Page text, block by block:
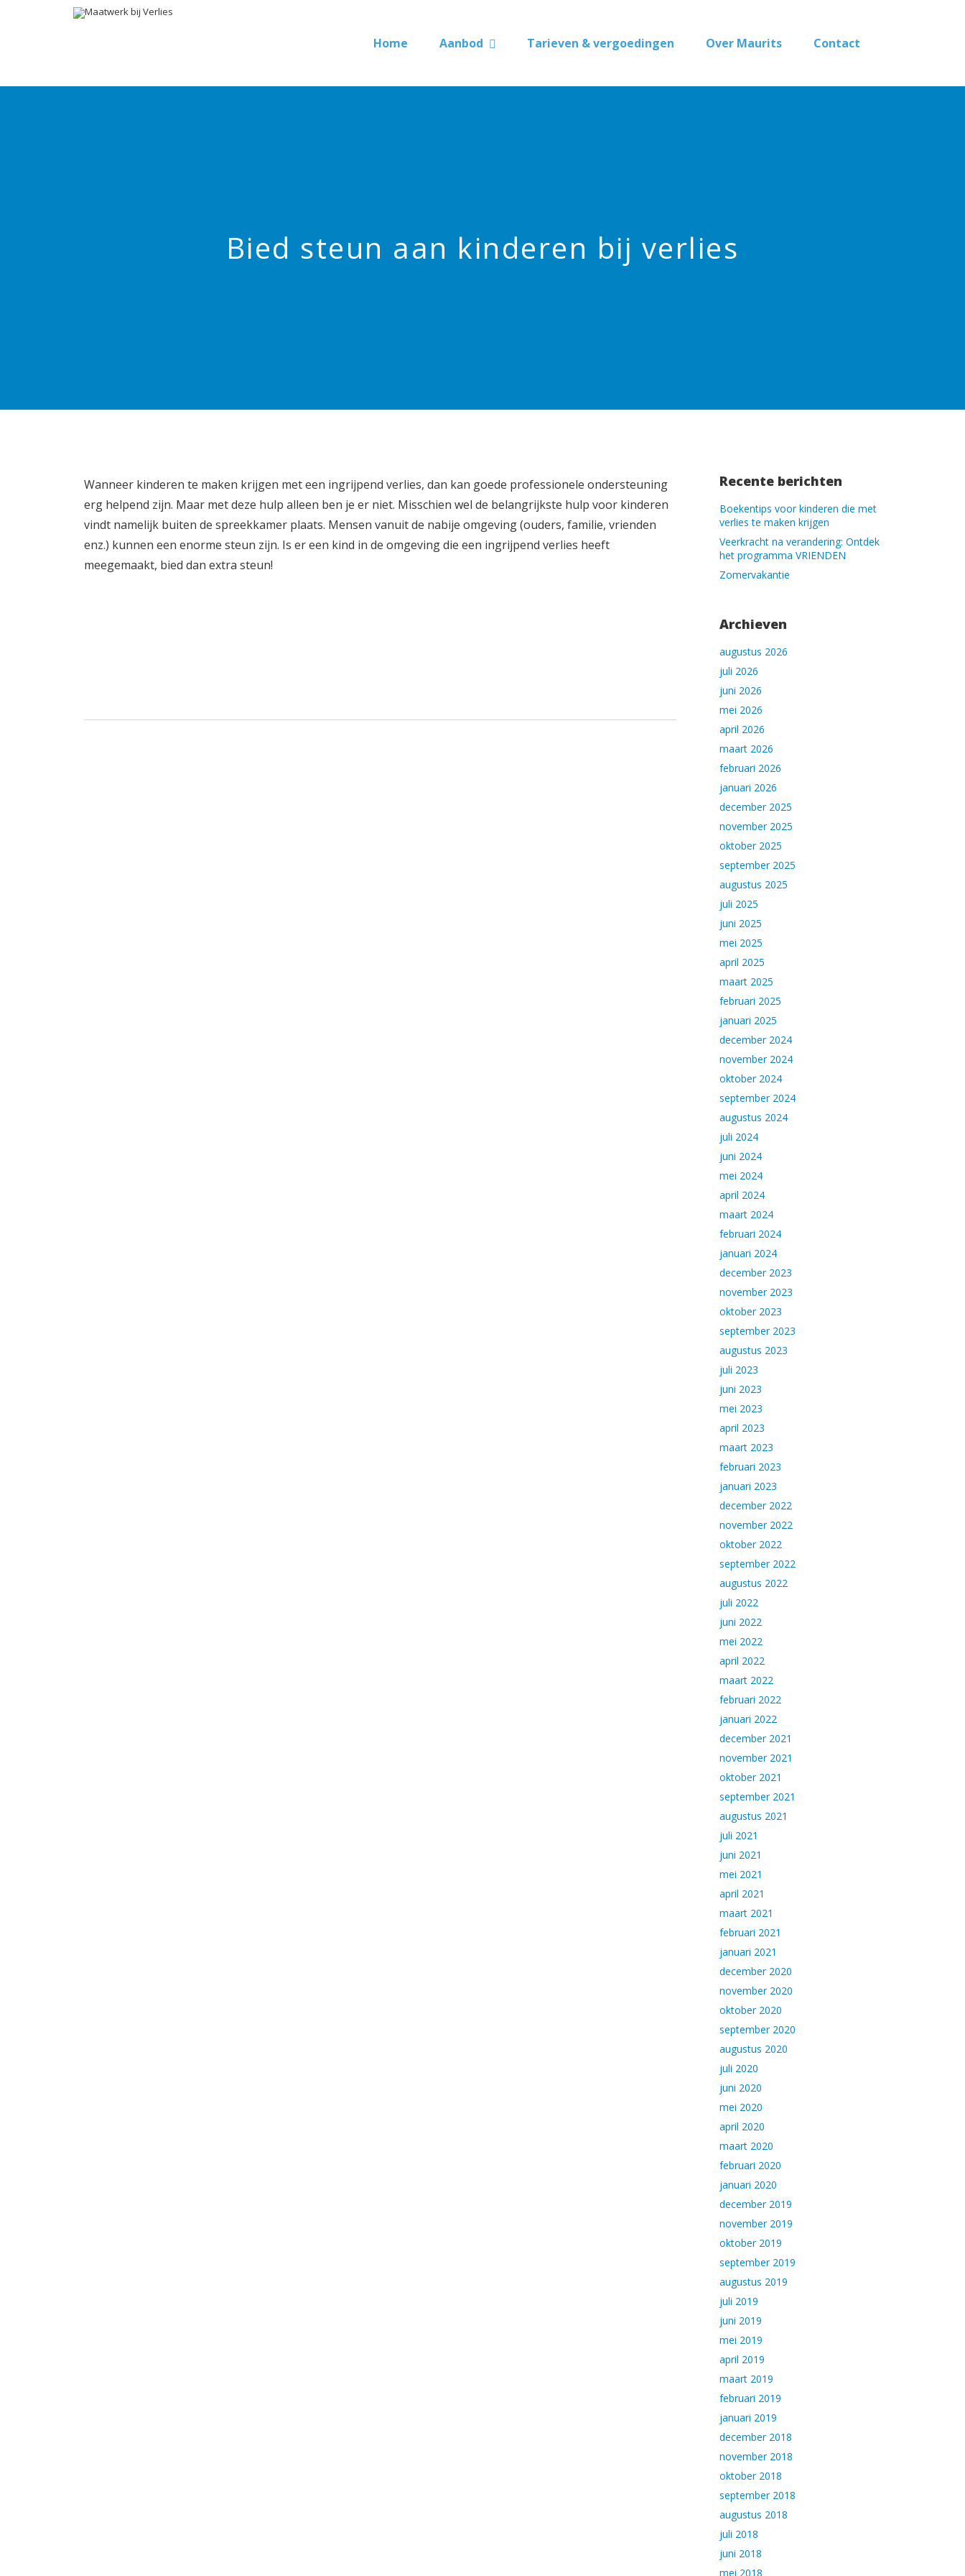
Home Aanbod Tarieven & vergoedingen Over Maurits Contact
Bied steun aan kinderen bij verlies
Wanneer kinderen te maken krijgen met een ingrijpend verlies, dan kan goede professionele ondersteuning
erg helpend zijn. Maar met deze hulp alleen ben je er niet. Misschien wel de belangrijkste hulp voor kinderen
vindt namelijk buiten de spreekkamer plaats. Mensen vanuit de nabije omgeving (ouders, familie, vrienden
enz.) kunnen een enorme steun zijn. Is er een kind in de omgeving die een ingrijpend verlies heeft
meegemaakt, bied dan extra steun!
Recente berichten
Boekentips voor kinderen die met
verlies te maken krijgen
Veerkracht na verandering: Ontdek
het programma VRIENDEN
Zomervakantie
Archieven
augustus 2026
juli 2026
juni 2026
mei 2026
april 2026
maart 2026
februari 2026
januari 2026
december 2025
november 2025
oktober 2025
september 2025
augustus 2025
juli 2025
juni 2025
mei 2025
april 2025
maart 2025
februari 2025
januari 2025
december 2024
november 2024
oktober 2024
september 2024
augustus 2024
juli 2024
juni 2024
mei 2024
april 2024
maart 2024
februari 2024
januari 2024
december 2023
november 2023
oktober 2023
september 2023
augustus 2023
juli 2023
juni 2023
mei 2023
april 2023
maart 2023
februari 2023
januari 2023
december 2022
november 2022
oktober 2022
september 2022
augustus 2022
juli 2022
juni 2022
mei 2022
april 2022
maart 2022
februari 2022
januari 2022
december 2021
november 2021
oktober 2021
september 2021
augustus 2021
juli 2021
juni 2021
mei 2021
april 2021
maart 2021
februari 2021
januari 2021
december 2020
november 2020
oktober 2020
september 2020
augustus 2020
juli 2020
juni 2020
mei 2020
april 2020
maart 2020
februari 2020
januari 2020
december 2019
november 2019
oktober 2019
september 2019
augustus 2019
juli 2019
juni 2019
mei 2019
april 2019
maart 2019
februari 2019
januari 2019
december 2018
november 2018
oktober 2018
september 2018
augustus 2018
juli 2018
juni 2018
mei 2018